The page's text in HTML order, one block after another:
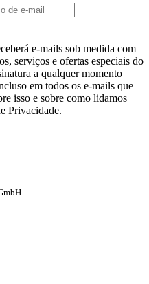
e-mails sob medida com
serviços e ofertas especiais do
a qualquer momento
em todos os e-mails que
isso e sobre como lidamos
Privacidade.